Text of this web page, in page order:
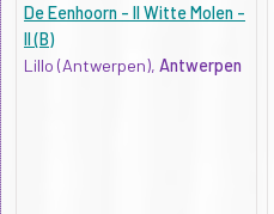
De Eenhoorn - II Witte Molen -
II (B)
Lillo (Antwerpen), Antwerpen